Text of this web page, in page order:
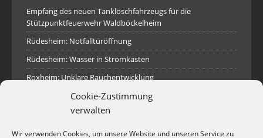
Cookie-Zustimmung
verwalten
Wir verwenden Cookies, um unsere Website und unseren Service zu
Empfang des neuen Tanklöschfahrzeugs für die
Stützpunktfeuerwehr Waldböckelheim
Rüdesheim: Notfalltüröffnung
Rüdesheim: Wasser in Stromkasten
Roxheim: Unklare Rauchentwicklung
Sprendlingen: Überörtliche Hilfe bei Industriebrand in
Sprendlingen